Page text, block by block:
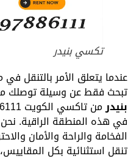
تكسي بنيدر
عندما يتعلق الأمر بالتنقل
تبحث فقط عن وسيلة توصلك
بنيدر
في هذه المنطقة الراقية.
الفخامة والراحة والأمان
تنقل استثنائية بكل